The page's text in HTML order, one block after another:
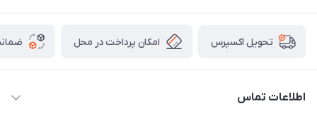
تحویل اکسپرس امکان پرداخت در محل
اطلاعات تماس